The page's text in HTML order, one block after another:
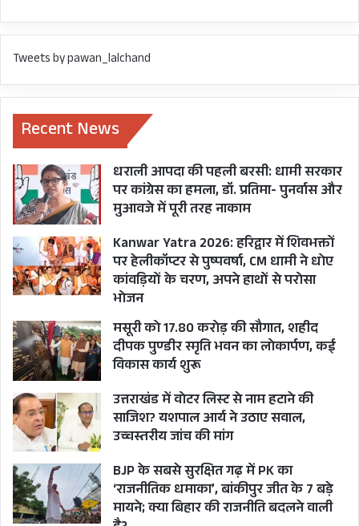
Tweets by pawan_lalchand
Recent News
धराली आपदा की पहली बरसी: धामी सरकार
पर कांग्रेस का हमला, डॉ. प्रतिमा- पुनर्वास और
मुआवजे में पूरी तरह नाकाम
Kanwar Yatra 2026: हरिद्वार में शिवभक्तों
पर हेलीकॉप्टर से पुष्पवर्षा, CM धामी ने धोए
कांवड़ियों के चरण, अपने हाथों से परोसा
भोजन
मसूरी को 17.80 करोड़ की सौगात, शहीद
दीपक पुण्डीर स्मृति भवन का लोकार्पण, कई
विकास कार्य शुरू
उत्तराखंड में वोटर लिस्ट से नाम हटाने की
साजिश? यशपाल आर्य ने उठाए सवाल,
उच्चस्तरीय जांच की मांग
BJP के सबसे सुरक्षित गढ़ में PK का
‘राजनीतिक धमाका’, बांकीपुर जीत के 7 बड़े
मायने; क्या बिहार की राजनीति बदलने वाली